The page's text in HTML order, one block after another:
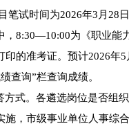
笔试时间为2026年3月28
，8:30—10:00为《职业
的准考证。预计2026年
查询”栏查询成绩。
式。各遴选岗位是否组
，市级事业单位人事综